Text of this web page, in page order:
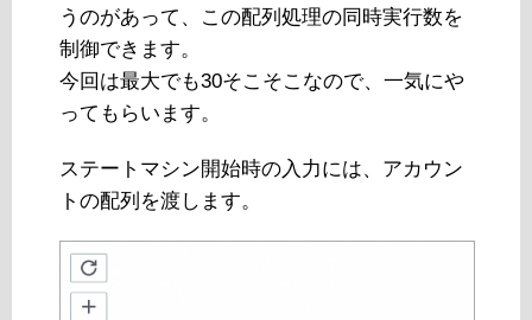
うのがあって、この配列処理の同時実行数を
制御できます。
今回は最大でも30そこそこなので、一気にや
ってもらいます。
ステートマシン開始時の入力には、アカウン
トの配列を渡します。